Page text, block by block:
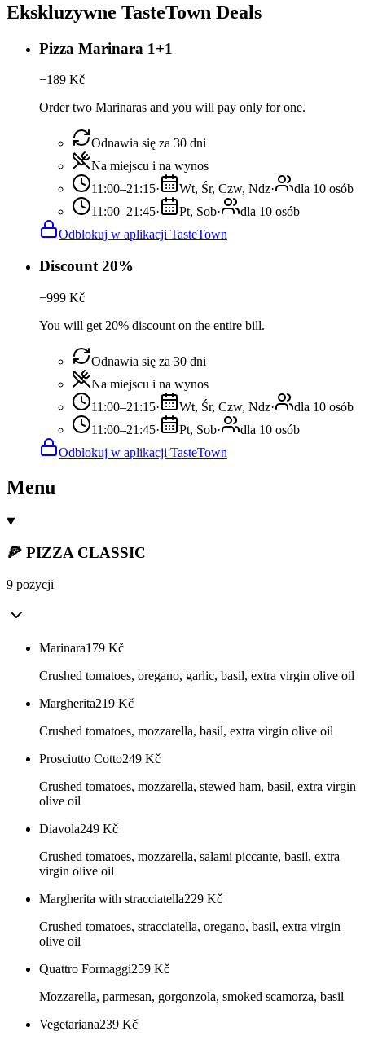
Ekskluzywne TasteTown Deals
Pizza Marinara 1+1
−189 Kč
Order two Marinaras and you will pay only for one.
Odnawia się za 30 dni
Na miejscu i na wynos
11:00–21:15· Wt, Śr, Czw, Ndz·
dla 10 osób
11:00–21:45· Pt, Sob·
dla 10 osób
Odblokuj w aplikacji TasteTown
Discount 20%
−999 Kč
You will get 20% discount on the entire bill.
Odnawia się za 30 dni
Na miejscu i na wynos
11:00–21:15· Wt, Śr, Czw, Ndz·
dla 10 osób
11:00–21:45· Pt, Sob·
dla 10 osób
Odblokuj w aplikacji TasteTown
Menu
🍕 PIZZA CLASSIC
9 pozycji
Marinara179 Kč
Crushed tomatoes, oregano, garlic, basil, extra virgin olive oil
Margherita219 Kč
Crushed tomatoes, mozzarella, basil, extra virgin olive oil
Prosciutto Cotto249 Kč
Crushed tomatoes, mozzarella, stewed ham, basil, extra virgin
olive oil
Diavola249 Kč
Crushed tomatoes, mozzarella, salami piccante, basil, extra
virgin olive oil
Margherita with stracciatella229 Kč
Crushed tomatoes, stracciatella, oregano, basil, extra virgin
olive oil
Quattro Formaggi259 Kč
Mozzarella, parmesan, gorgonzola, smoked scamorza, basil
Vegetariana239 Kč